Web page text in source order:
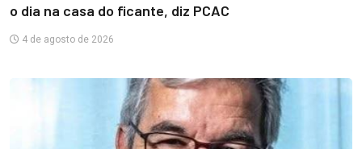
o dia na casa do ficante, diz PCAC
4 de agosto de 2026